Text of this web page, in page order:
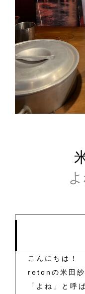
こんにちは！
retonの米田紗
「よね」と呼